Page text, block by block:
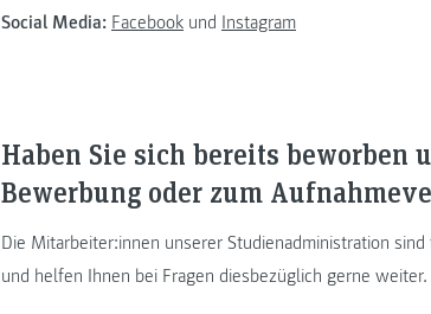
Social Media: Facebook und Instagram
Haben Sie sich bereits beworben
Bewerbung oder zum
Die Mitarbeiter:innen unserer Studienadministration
und helfen Ihnen bei Fragen diesbezüglich gerne weiter.